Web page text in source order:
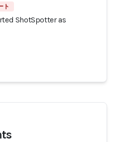
ト
ShotSpotter as